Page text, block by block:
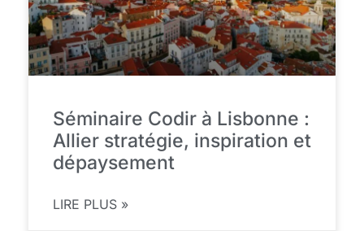
Séminaire Codir à Lisbonne :
Allier stratégie, inspiration et
dépaysement
LIRE PLUS »